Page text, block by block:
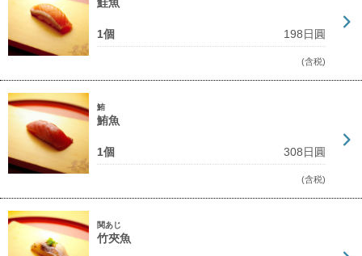
1個 198日圓
(含税)
鮪
鮪魚
1個 308日圓
(含税)
関あじ
竹夾魚